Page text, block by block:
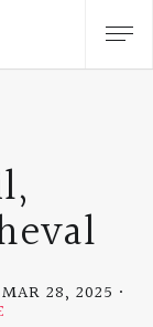
MAR 28, 2025